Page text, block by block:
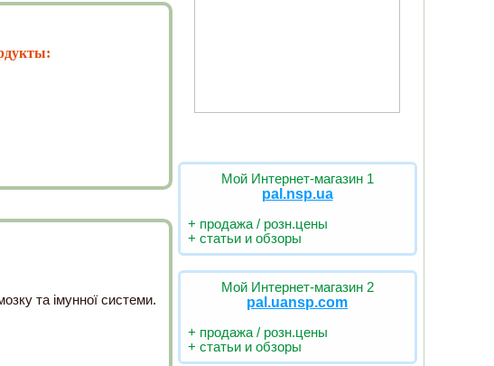
та імунної системи.
Мой Интернет-магазин 1
pal.nsp.ua
+ продажа / розн.цены
+ статьи и обзоры
Мой Интернет-магазин 2
pal.uansp.com
+ продажа / розн.цены
+ статьи и обзоры